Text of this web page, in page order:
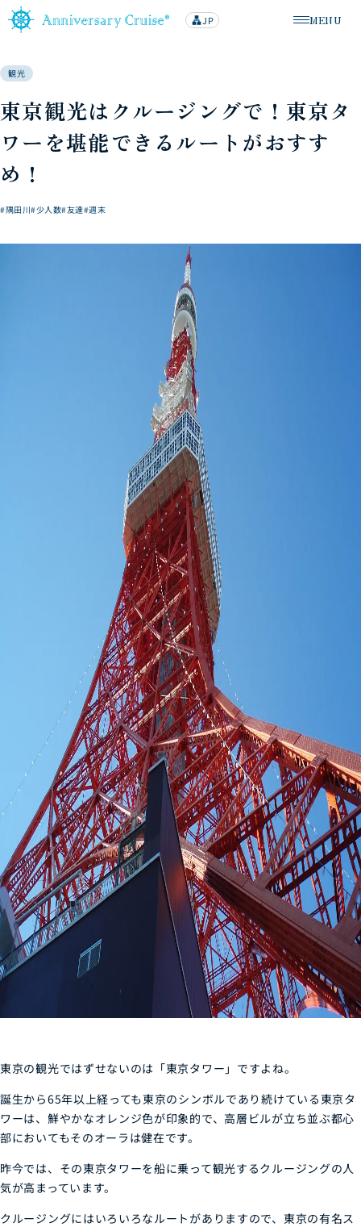
メニューを
MENU
lan
g
JP
観光
東京観光はクルージングで！東京タ
ワーを堪能できるルートがおすす
め！
#隅田川#少人数#友達#週末
東京の観光ではずせないのは「東京タワー」ですよね。
誕生から65年以上経っても東京のシンボルであり続けている東京タ
ワーは、鮮やかなオレンジ色が印象的で、高層ビルが立ち並ぶ都心
部においてもそのオーラは健在です。
昨今では、その東京タワーを船に乗って観光するクルージングの人
気が高まっています。
クルージングにはいろいろなルートがありますので、東京の有名ス